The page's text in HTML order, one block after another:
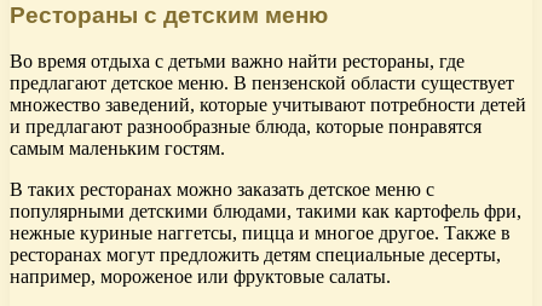
Рестораны с детским меню
Во время отдыха с детьми важно найти рестораны, где
предлагают детское меню. В пензенской области существует
множество заведений, которые учитывают потребности детей
и предлагают разнообразные блюда, которые понравятся
самым маленьким гостям.
В таких ресторанах можно заказать детское меню с
популярными детскими блюдами, такими как картофель фри,
нежные куриные наггетсы, пицца и многое другое. Также в
ресторанах могут предложить детям специальные десерты,
например, мороженое или фруктовые салаты.